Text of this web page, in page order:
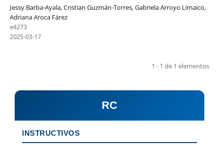
Jessy Barba-Ayala, Cristian Guzmán-Torres, Gabriela Arroyo Limaico,
Adriana Aroca Fárez
e4273
2025-03-17
1 - 1 de 1 elementos
RC
INSTRUCTIVOS